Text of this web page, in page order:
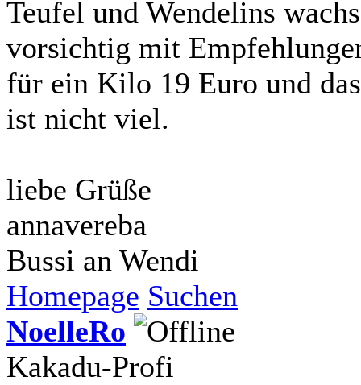
Teufel und Wendelins
vorsichtig mit
für ein Kilo 19 Euro und
ist nicht viel.
liebe Grüße
annavereba
Bussi an Wendi
Homepage Suchen
NoelleRo
Kakadu-Profi